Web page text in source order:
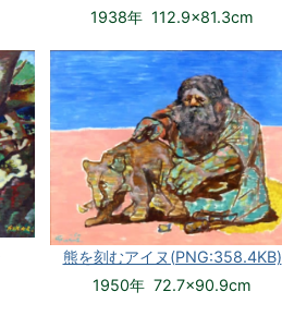
1938年 112.9×81.3cm
熊を刻むアイヌ(PNG:358.4KB)
1950年 72.7×90.9cm